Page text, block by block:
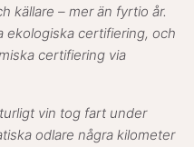
källare – mer än fyrtio år.
ekologiska certifiering, och
certifiering via
vin tog fart under
odlare några kilometer